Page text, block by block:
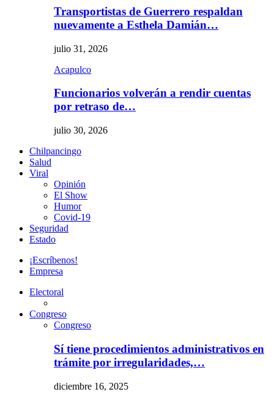
Transportistas de Guerrero respaldan
nuevamente a Esthela Damián…
julio 31, 2026
Acapulco
Funcionarios volverán a rendir cuentas
por retraso de…
julio 30, 2026
Chilpancingo
Salud
Viral
Opinión
El Show
Humor
Covid-19
Seguridad
Estado
¡Escríbenos!
Empresa
Electoral
Congreso
Congreso
Sí tiene procedimientos administrativos en
trámite por irregularidades,…
diciembre 16, 2025